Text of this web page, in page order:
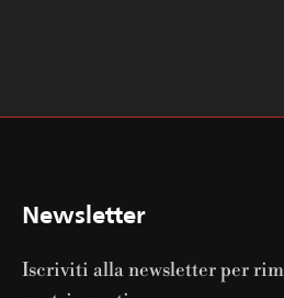
Newsletter
Iscriviti alla newsletter per